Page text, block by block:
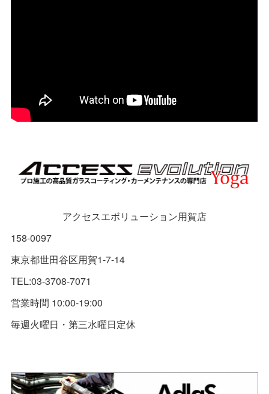
アクセスエボリューション用賀店
158-0097
東京都世田谷区用賀1-7-14
TEL:03-3708-7071
営業時間 10:00-19:00
毎週火曜日・第三水曜日定休